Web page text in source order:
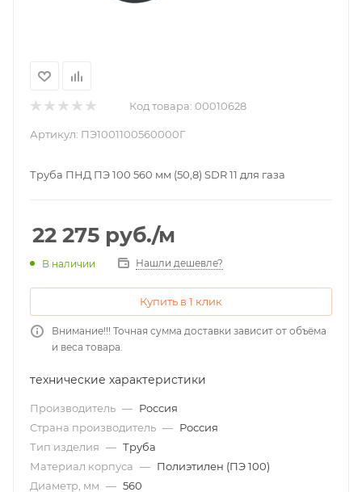
Код товара: 00010628
Артикул: ПЭ1001100560000Г
Труба ПНД ПЭ 100 560 мм (50,8) SDR 11 для газа
22 275 руб./м
В наличии Нашли дешевле?
Купить в 1 клик
Внимание!!! Точная сумма доставки зависит от объёма
и веса товара.
технические характеристики
Производитель — Россия
Страна производитель — Россия
Тип изделия — Труба
Материал корпуса — Полиэтилен (ПЭ 100)
Диаметр, мм — 560